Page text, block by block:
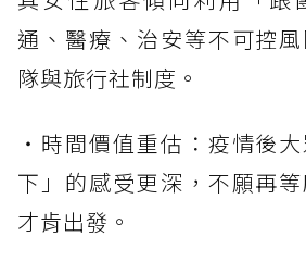
通、醫療、治安等不可控
隊與旅行社制度。
・時間價值重估：疫情後
下」的感受更深，不願再
才肯出發。